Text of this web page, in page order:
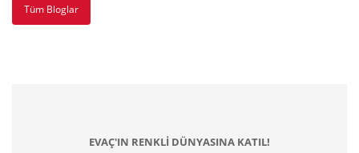
Tüm Bloglar
EVAÇ'IN RENKLİ DÜNYASINA KATIL!